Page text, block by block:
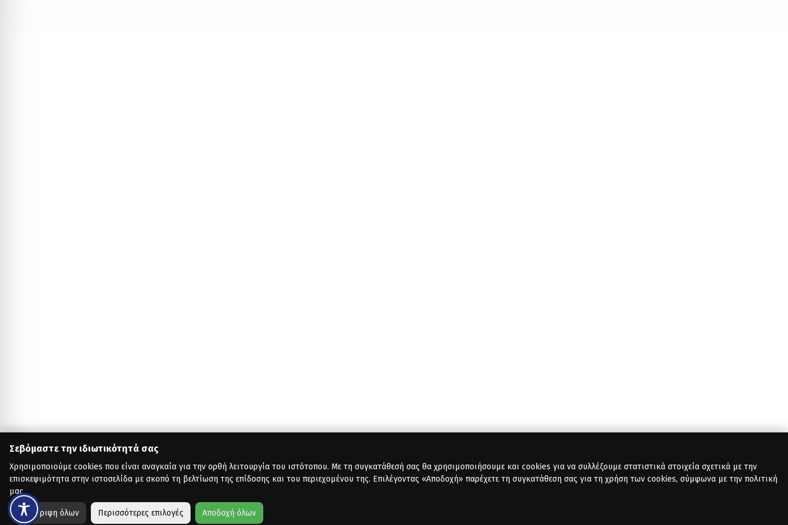
Σεβόμαστε την ιδιωτικότητά σας
Χρησιμοποιούμε cookies που είναι αναγκαία για την ορθή λειτουργία του ιστότοπου. Με τη συγκατάθεσή σας θα χρησιμοποιήσουμε και cookies για να συλλέξουμε στατιστικά στοιχεία σχετικά με την
επισκεψιμότητα στην ιστοσελίδα με σκοπό τη βελτίωση της επίδοσης και του περιεχομένου της. Επιλέγοντας «Αποδοχή» παρέχετε τη συγκατάθεση σας για τη χρήση των cookies, σύμφωνα με την πολιτική
μας.
Απόρριψη όλων Περισσότερες επιλογές Αποδοχή όλων